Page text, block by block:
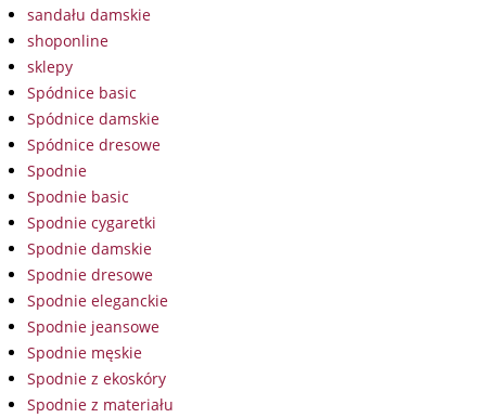
sandału damskie
shoponline
sklepy
Spódnice basic
Spódnice damskie
Spódnice dresowe
Spodnie
Spodnie basic
Spodnie cygaretki
Spodnie damskie
Spodnie dresowe
Spodnie eleganckie
Spodnie jeansowe
Spodnie męskie
Spodnie z ekoskóry
Spodnie z materiału